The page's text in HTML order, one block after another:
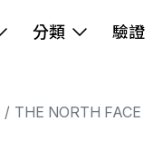
分類 驗證
THE NORTH FACE